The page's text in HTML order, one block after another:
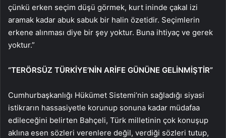
çünkü erken seçim düşü görmek, kurt ininde çakal izi
aramak kadar abuk sabuk bir halin özetidir. Seçimlerin
erkene alınması diye bir şey yoktur. Buna ihtiyaç ve gerek
yoktur.”
“TERÖRSÜZ TÜRKİYE’NİN ARİFE GÜNÜNE GELİNMİŞTİR”
Cumhurbaşkanlığı Hükümet Sistemi’nin sağladığı siyasi
istikrarın hassasiyetle korunup sonuna kadar müdafaa
edileceğini belirten Bahçeli, Türk milletinin çok konuşup
aklına esen sözleri verenlere değil, verdiği sözleri tutup,